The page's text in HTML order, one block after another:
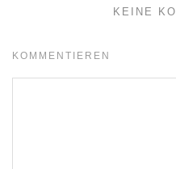
KEINE
KOMMENTIEREN